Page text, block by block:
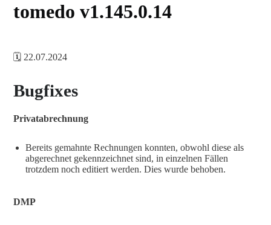
tomedo v1.145.0.14
🗓️ 22.07.2024
Bugfixes
Privatabrechnung
Bereits gemahnte Rechnungen konnten, obwohl diese als
abgerechnet gekennzeichnet sind, in einzelnen Fällen
trotzdem noch editiert werden. Dies wurde behoben.
DMP